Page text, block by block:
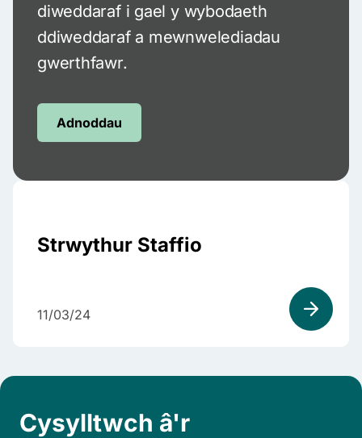
diweddaraf i gael y wybodaeth
ddiweddaraf a mewnwelediadau
gwerthfawr.
Adnoddau
Strwythur Staffio
11/03/24
Cysylltwch â'r